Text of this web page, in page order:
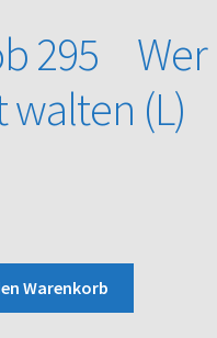
295 Wer
walten (L)
Warenkorb